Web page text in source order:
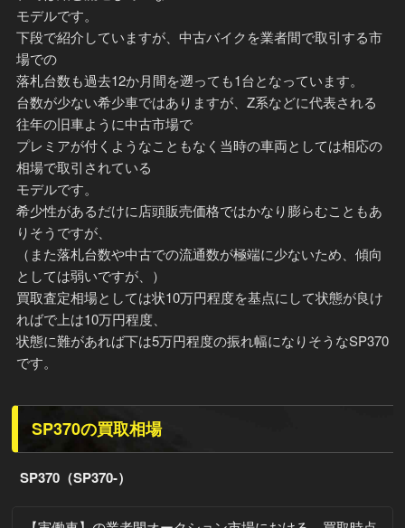
モデルです。
下段で紹介していますが、中古バイクを業者間で取引する市
場での
落札台数も過去12か月間を遡っても1台となっています。
台数が少ない希少車ではありますが、Z系などに代表される
往年の旧車ように中古市場で
プレミアが付くようなこともなく当時の車両としては相応の
相場で取引されている
モデルです。
希少性があるだけに店頭販売価格ではかなり膨らむこともあ
りそうですが、
（また落札台数や中古での流通数が極端に少ないため、傾向
としては弱いですが、）
買取査定相場としては状10万円程度を基点にして状態が良け
ればで上は10万円程度、
状態に難があれば下は5万円程度の振れ幅になりそうなSP370
です。
SP370の買取相場
SP370（SP370-）